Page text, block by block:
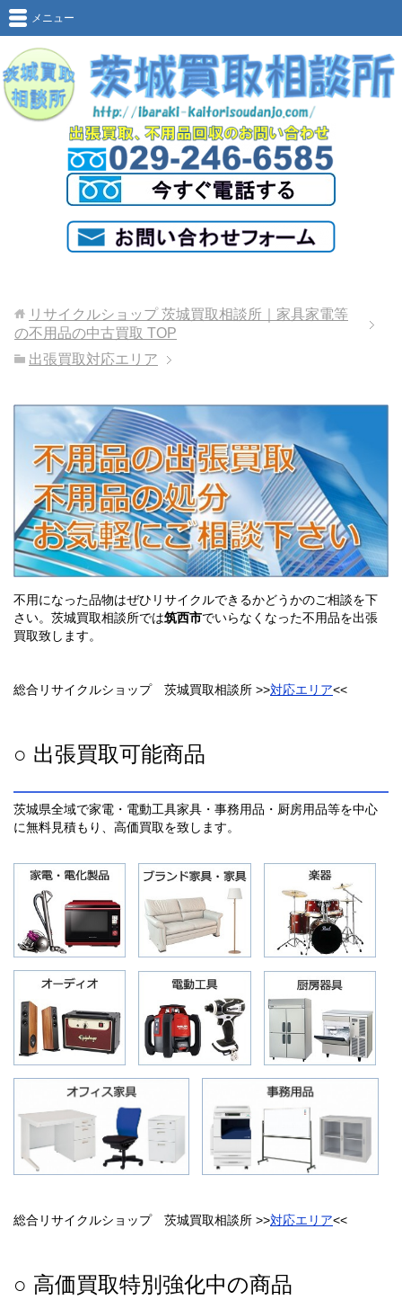
メニュー
リサイクルショップ 茨城買取相談所｜家具家電等
の不用品の中古買取 TOP
出張買取対応エリア
不用になった品物はぜひリサイクルできるかどうかのご相談を下
さい。茨城買取相談所では筑西市でいらなくなった不用品を出張
買取致します。
総合リサイクルショップ 茨城買取相談所 >>対応エリア<<
○ 出張買取可能商品
茨城県全域で家電・電動工具家具・事務用品・厨房用品等を中心
に無料見積もり、高価買取を致します。
総合リサイクルショップ 茨城買取相談所 >>対応エリア<<
○ 高価買取特別強化中の商品